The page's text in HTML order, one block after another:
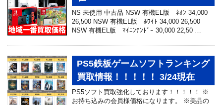
NS 未使用 中古品 NSW 有機EL版 ﾈｵﾝ 34,000
26,500 NSW 有機EL版 ﾎﾜｲﾄ 34,000 26,500
NSW 有機EL版 ﾏｲﾆﾝﾃﾝﾄﾞｰ 30,000 22,50 …
PS5鉄板ゲームソフトランキング
買取情報！！！！！ 3/24現在
PS5ソフト買取強化しております！！！！！ ※
お持ち込みの会員様価格になります。 ※美品の